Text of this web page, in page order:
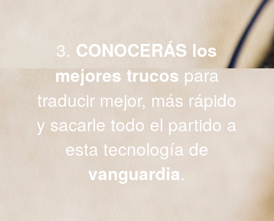
3. CONOCERÁS los
mejores trucos para
traducir mejor, más rápido
y sacarle todo el partido a
esta tecnología de
vanguardia.